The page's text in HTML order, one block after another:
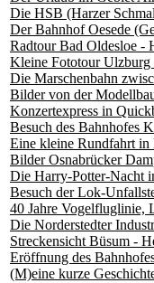
Die HSB (Harzer
Der Bahnhof Oesede
Radtour Bad Oldesloe -
Kleine Fototour Ulzburg
Die Marschenbahn
Bilder von der
Konzertexpress in
Besuch des Bahnhofes
Eine kleine Rundfahrt in
Bilder Osnabrücker
Die Harry-Potter-Nacht
Besuch der Lok-
40 Jahre Vogelfluglinie,
Die Norderstedter
Streckensicht Büsum -
Eröffnung des
(M)eine kurze